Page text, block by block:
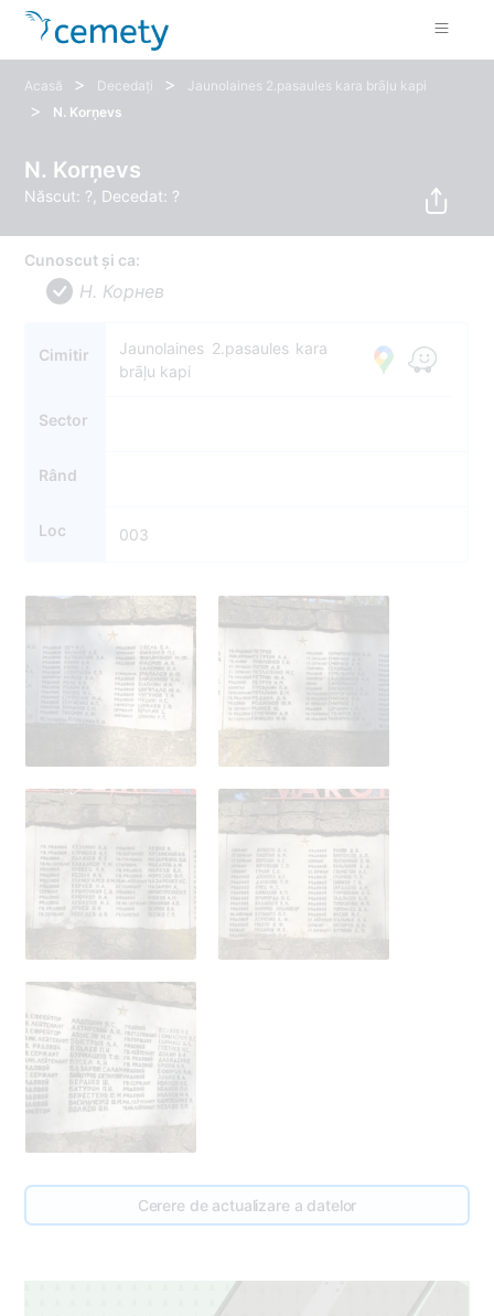
Acasă > Decedați > Jaunolaines 2.pasaules kara brāļu kapi
> N. Korņevs
N. Korņevs
Născut: ?, Decedat: ?
Cunoscut și ca:
Н. Корнев
Cimitir
Jaunolaines 2.pasaules kara
brāļu kapi
Sector
Rând
Loc 003
Cerere de actualizare a datelor